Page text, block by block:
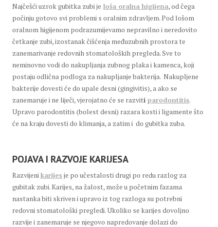
Najčešći uzrok gubitka zubi je loša oralna higijena, od čega
počinju gotovo svi problemi s oralnim zdravljem. Pod lošom
oralnom higijenom podrazumijevamo nepravilno i neredovito
četkanje zubi, izostanak čišćenja međuzubnih prostora te
zanemarivanje redovnih stomatoloških pregleda. Sve to
neminovno vodi do nakupljanja zubnog plaka i kamenca, koji
postaju odlična podloga za nakupljanje bakterija. Nakupljene
bakterije dovesti će do upale desni (gingivitis), a ako se
zanemaruje i ne liječi, vjerojatno će se razviti parodontitis.
Upravo parodontitis (bolest desni) razara kosti i ligamente što
će na kraju dovesti do klimanja, a zatim i do gubitka zuba.
POJAVA I RAZVOJE KARIJESA
Razvijenikarijes je po učestalosti drugi po redu razlog za
gubitak zubi. Karijes, na žalost, može u početnim fazama
nastanka biti skriven i upravo iz tog razloga su potrebni
redovni stomatološki pregledi. Ukoliko se karijes dovoljno
razvije i zanemaruje se njegovo napredovanje dolazi do